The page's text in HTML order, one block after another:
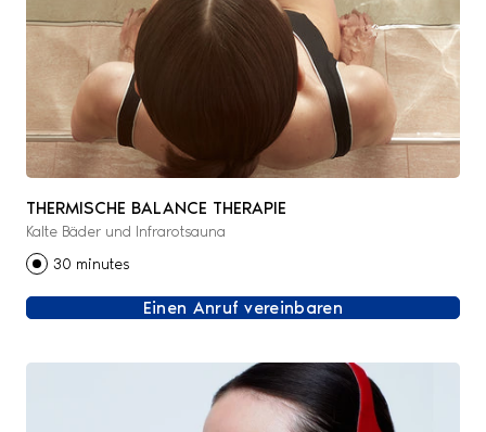
THERMISCHE BALANCE THERAPIE
Kalte Bäder und Infrarotsauna
30 minutes
Einen Anruf vereinbaren